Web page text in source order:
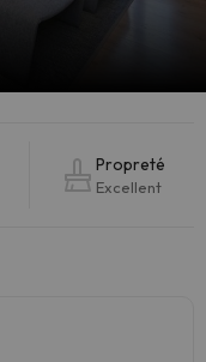
Propreté
Excellent